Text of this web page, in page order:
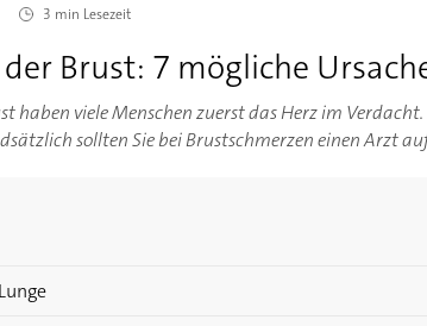
3 min Lesezeit
Brust: 7 mögliche
haben viele Menschen zuerst das Herz im
sollten Sie bei Brustschmerzen einen Arzt